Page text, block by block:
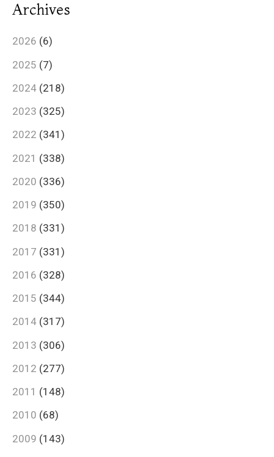
Archives
2026 (6)
2025 (7)
2024 (218)
2023 (325)
2022 (341)
2021 (338)
2020 (336)
2019 (350)
2018 (331)
2017 (331)
2016 (328)
2015 (344)
2014 (317)
2013 (306)
2012 (277)
2011 (148)
2010 (68)
2009 (143)